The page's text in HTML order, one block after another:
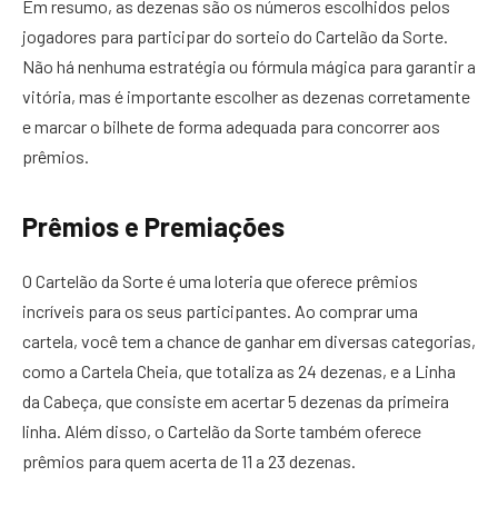
Em resumo, as dezenas são os números escolhidos pelos
jogadores para participar do sorteio do Cartelão da Sorte.
Não há nenhuma estratégia ou fórmula mágica para garantir a
vitória, mas é importante escolher as dezenas corretamente
e marcar o bilhete de forma adequada para concorrer aos
prêmios.
Prêmios e Premiações
O Cartelão da Sorte é uma loteria que oferece prêmios
incríveis para os seus participantes. Ao comprar uma
cartela, você tem a chance de ganhar em diversas categorias,
como a Cartela Cheia, que totaliza as 24 dezenas, e a Linha
da Cabeça, que consiste em acertar 5 dezenas da primeira
linha. Além disso, o Cartelão da Sorte também oferece
prêmios para quem acerta de 11 a 23 dezenas.